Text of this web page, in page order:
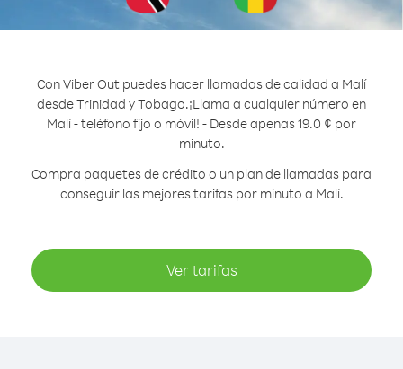
Con Viber Out puedes hacer llamadas de calidad a Malí
desde Trinidad y Tobago.¡Llama a cualquier número en
Malí - teléfono fijo o móvil! - Desde apenas 19.0 ¢ por
minuto.
Compra paquetes de crédito o un plan de llamadas para
conseguir las mejores tarifas por minuto a Malí.
Ver tarifas